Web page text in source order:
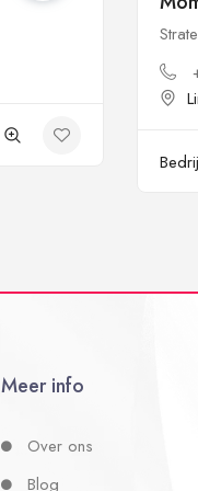
Meer info
Over ons
Blog